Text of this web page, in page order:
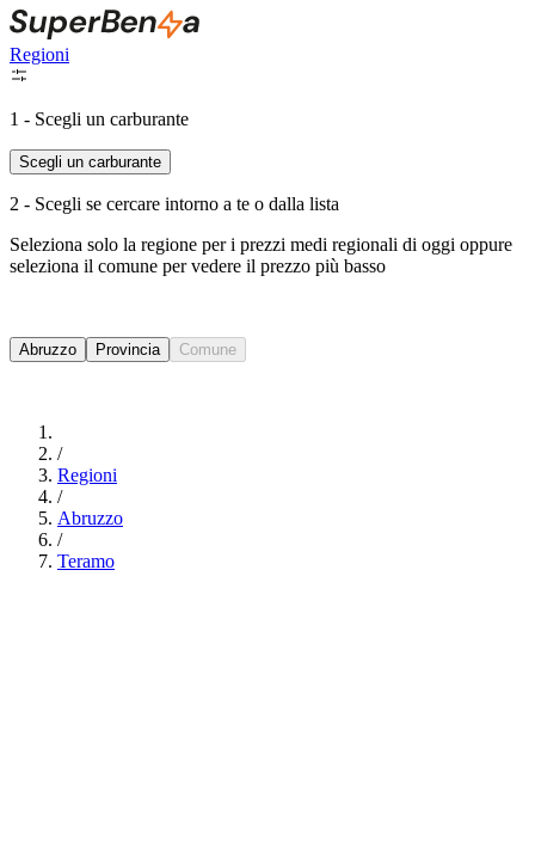
Regioni
1 - Scegli un carburante
Scegli un carburante
2 - Scegli se cercare intorno a te o dalla lista
Seleziona solo la regione per i prezzi medi regionali di oggi oppure
seleziona il comune per vedere il prezzo più basso
Abruzzo Provincia Comune
/
Regioni
/
Abruzzo
/
Teramo